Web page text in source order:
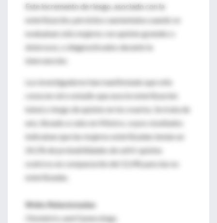
Este incremento de riesgo, asociado con la
esterilización, persistía o aumentaba cuando se
evaluaban sólo mujeres con quistes grandes o
dolorosos, o diagnosticados durante la
intervención.
Los investigadores han manifestado que sólo
conocen otro estudio que asocie esterilización
tubal y riesgo de quistes en los ovarios. Se trata de
uno, llevado a cabo en México, cuyos resultados
indicaban que las mujeres esterilizadas tenían un
24,1% de probabilidades de sufrir quistes
ováricos en comparación del 12,4% para las no
esterilizadas.
Webs Relacionadas
Obstetrics and Gynecology